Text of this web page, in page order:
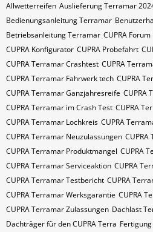
Allwetterreifen Auslieferung Terramar
Bedienungsanleitung Terramar
Betriebsanleitung Terramar CUPRA Forum
CUPRA Konfigurator CUPRA Probefahrt
CUPRA Terramar Crashtest CUPRA
CUPRA Terramar Fahrwerk tech CUPRA
CUPRA Terramar Ganzjahresreife CUPRA
CUPRA Terramar im Crash Test CUPRA
CUPRA Terramar Lochkreis CUPRA
CUPRA Terramar Neuzulassungen
CUPRA Terramar Produktmangel CUPRA
CUPRA Terramar Serviceaktion CUPRA
CUPRA Terramar Testbericht CUPRA
CUPRA Terramar Werksgarantie CUPRA
CUPRA Terramar Zulassungen Dachlast
Dachträger für den CUPRA Terra